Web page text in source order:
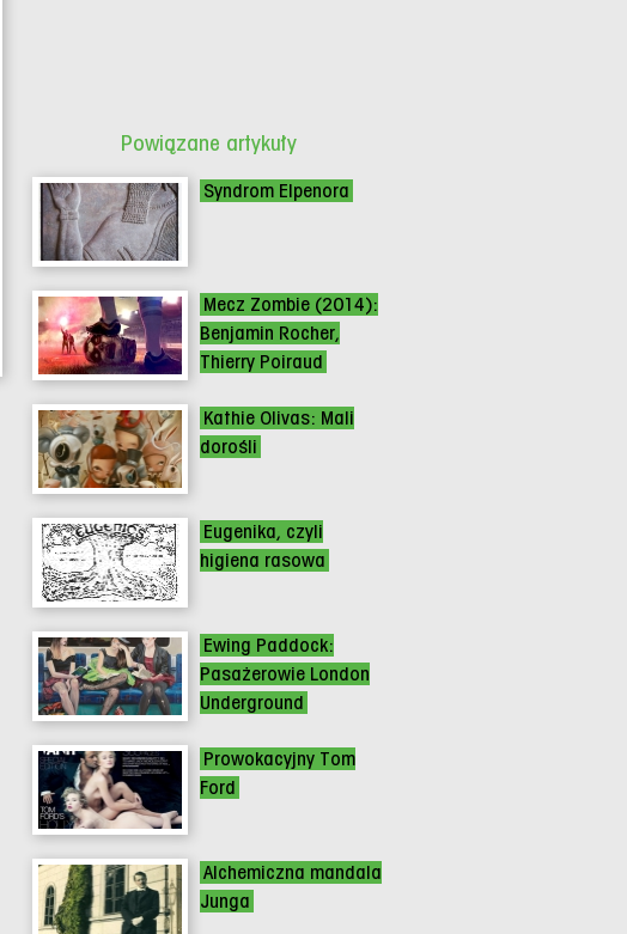
Powiązane artykuły
Syndrom Elpenora
Mecz Zombie (2014):
Benjamin Rocher,
Thierry Poiraud
Kathie Olivas: Mali
dorośli
Eugenika, czyli
higiena rasowa
Ewing Paddock:
Pasażerowie London
Underground
Prowokacyjny Tom
Ford
Alchemiczna mandala
Junga